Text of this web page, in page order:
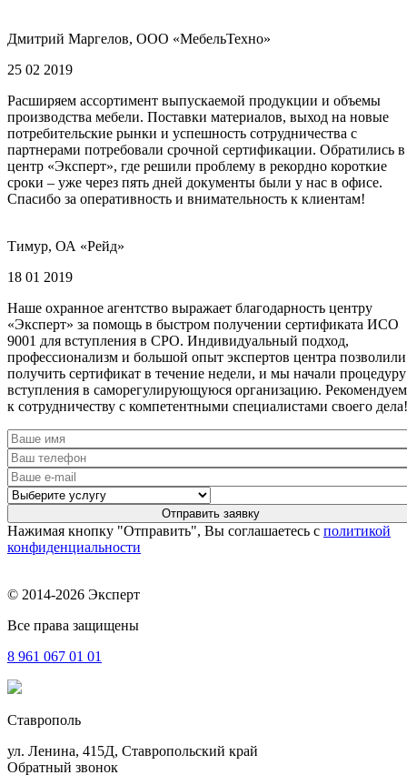
Дмитрий Маргелов, ООО «МебельТехно»
25 02 2019
Расширяем ассортимент выпускаемой продукции и объемы
производства мебели. Поставки материалов, выход на новые
потребительские рынки и успешность сотрудничества с
партнерами потребовали срочной сертификации. Обратились в
центр «Эксперт», где решили проблему в рекордно короткие
сроки – уже через пять дней документы были у нас в офисе.
Спасибо за оперативность и внимательность к клиентам!
Тимур, ОА «Рейд»
18 01 2019
Наше охранное агентство выражает благодарность центру
«Эксперт» за помощь в быстром получении сертификата ИСО
9001 для вступления в СРО. Индивидуальный подход,
профессионализм и большой опыт экспертов центра позволили
получить сертификат в течение недели, и мы начали процедуру
вступления в саморегулирующуюся организацию. Рекомендуем
к сотрудничеству с компетентными специалистами своего дела!
Нажимая кнопку "Отправить", Вы соглашаетесь с политикой
конфиденциальности
© 2014-2026 Эксперт
Все права защищены
8 961 067 01 01
Ставрополь
ул. Ленина, 415Д, Ставропольский край
Обратный звонок